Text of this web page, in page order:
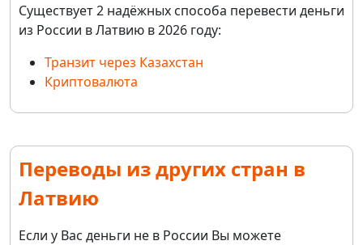
Существует 2 надёжных способа перевести деньги
из России в Латвию в 2026 году:
Транзит через Казахстан
Криптовалюта
Переводы из других стран в
Латвию
Если у Вас деньги не в России Вы можете